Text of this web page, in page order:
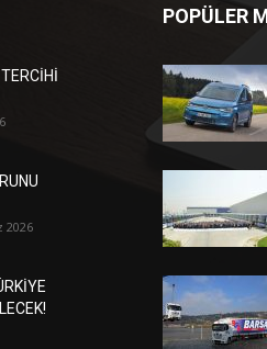
2026
POPÜLER